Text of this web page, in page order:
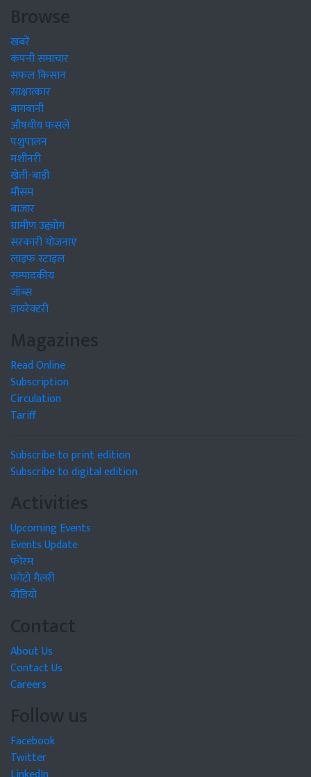
Browse
खबरें
कंपनी समाचार
सफल किसान
साक्षात्कार
बागवानी
औषधीय फसलें
पशुपालन
मशीनरी
खेती-बाड़ी
मौसम
बाजार
ग्रामीण उद्द्योग
सरकारी योजनाएं
लाइफ स्टाइल
सम्पादकीय
जॉब्स
डायरेक्टरी
Magazines
Read Online
Subscription
Circulation
Tariff
Subscribe to print edition
Subscribe to digital edition
Activities
Upcoming Events
Events Update
फोरम
फोटो गैलरी
वीडियो
Contact
About Us
Contact Us
Careers
Follow us
Facebook
Twitter